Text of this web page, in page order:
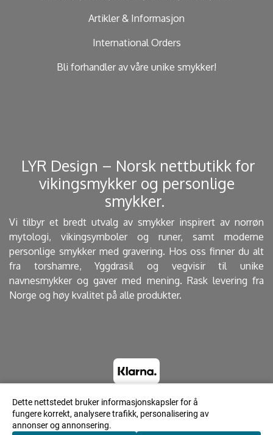
Dette nettstedet bruker informasjonskapsler for å
fungere korrekt, analysere trafikk, personalisering av
annonser og annonsering.
Artikler & Informasjon
International Orders
Bli forhandler av våre unike smykker!
​ LYR Design – Norsk nettbutikk for
vikingsmykker og personlige
smykker. ​
Vi tilbyr et bredt utvalg av smykker inspirert av norrøn
mytologi, vikingsymboler og runer, samt moderne
personlige smykker med gravering. Hos oss finner du alt
fra torshamre, Yggdrasil og vegvisir til unike
navnesmykker og gaver med mening. Rask levering fra
Norge og høy kvalitet på alle produkter.
© 2023 Lyrdesign.no - Powered by Mystore.no